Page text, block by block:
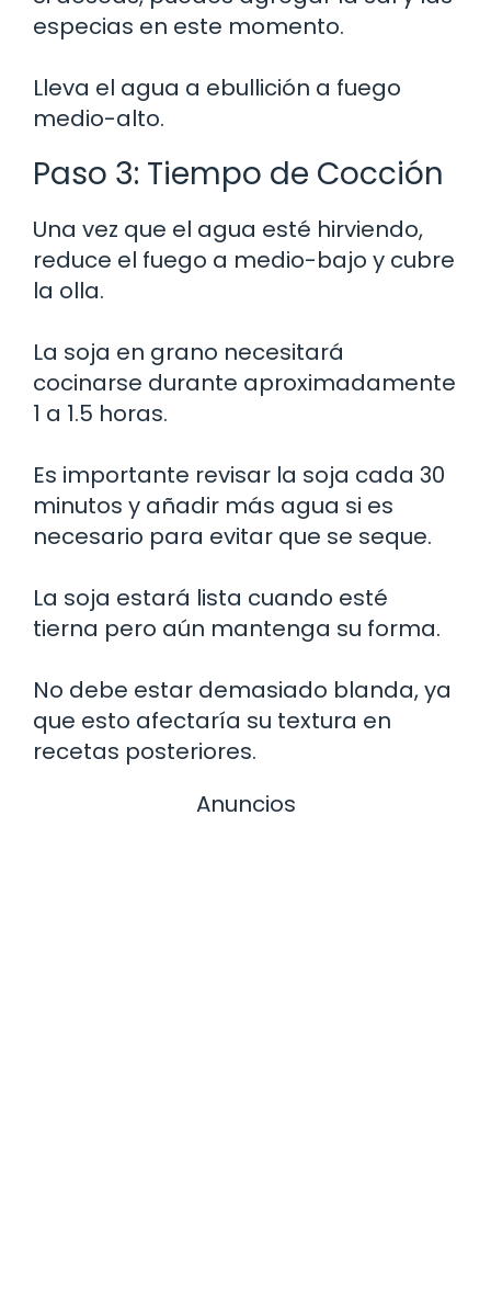
especias en este momento.
Lleva el agua a ebullición a fuego
medio-alto.
Paso 3: Tiempo de Cocción
Una vez que el agua esté hirviendo,
reduce el fuego a medio-bajo y cubre
la olla.
La soja en grano necesitará
cocinarse durante aproximadamente
1 a 1.5 horas.
Es importante revisar la soja cada 30
minutos y añadir más agua si es
necesario para evitar que se seque.
La soja estará lista cuando esté
tierna pero aún mantenga su forma.
No debe estar demasiado blanda, ya
que esto afectaría su textura en
recetas posteriores.
Anuncios